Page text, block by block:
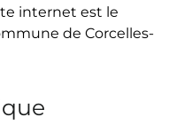
internet est le
de Corcelles-